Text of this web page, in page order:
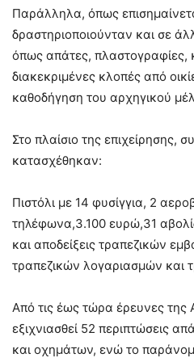
Παράλληλα, όπως
δραστηριοποιούνταν και σε
όπως απάτες, πλαστογραφίες,
διακεκριμένες κλοπές από
καθοδήγηση του αρχηγικού
Στο πλαίσιο της επιχείρησης,
κατασχέθηκαν:
Πιστόλι με 14 φυσίγγια, 2
τηλέφωνα,3.100 ευρώ,31
και αποδείξεις τραπεζικών
τραπεζικών λογαριασμών και
Από τις έως τώρα έρευνες της
εξιχνιασθεί 52 περιπτώσεις
και οχημάτων, ενώ το